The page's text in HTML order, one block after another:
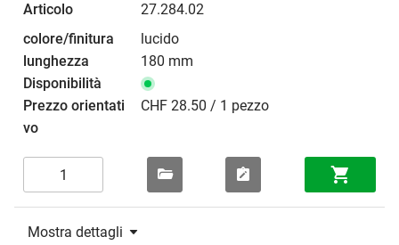
27.284.02
lucido
180 mm
CHF 28.50 / 1 pezzo
Mostra dettagli